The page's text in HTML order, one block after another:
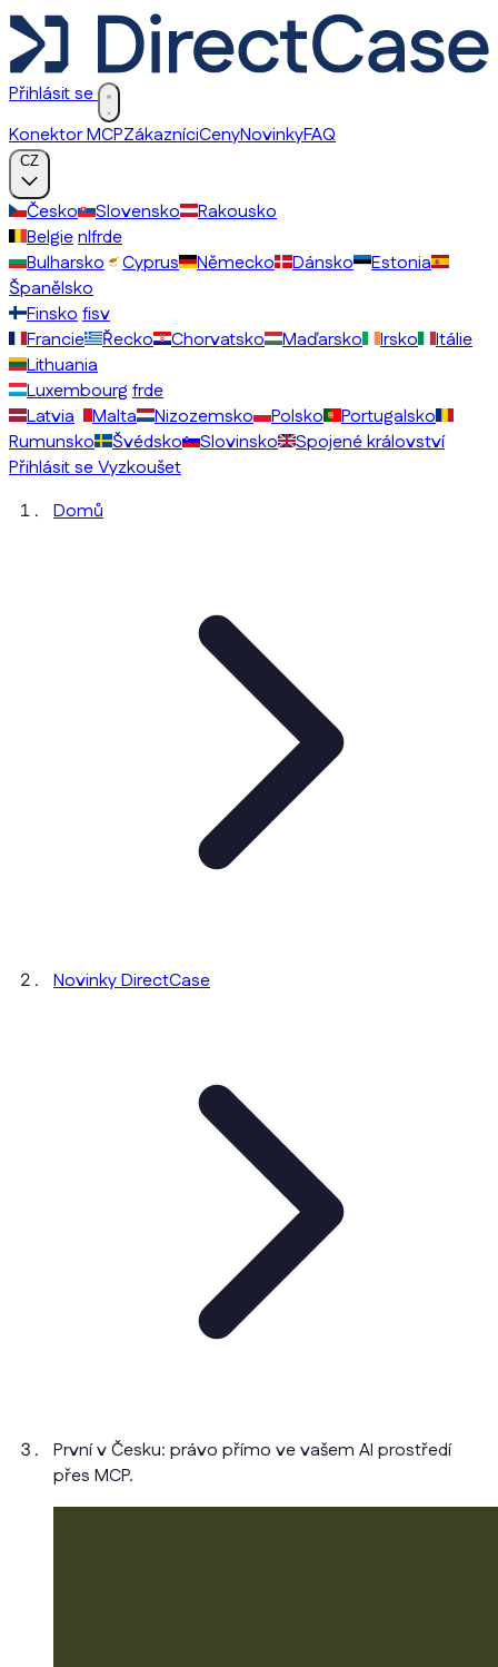
Přihlásit se
Konektor MCPZákazníciCenyNovinkyFAQ
Česko Slovensko
Rakousko
Belgienlfrde
Bulharsko
Cyprus Německo Dánsko
Estonia
Španělsko
Finskofisv
Francie
Řecko Chorvatsko Maďarsko Irsko
Itálie
Lithuania
Luxembourg frde
Latvia
Malta Nizozemsko Polsko
Portugalsko
Rumunsko
Švédsko Slovinsko
Spojené království
Přihlásit seVyzkoušet
Domů
Novinky DirectCase
První v Česku: právo přímo ve vašem AI prostředí
přes MCP.